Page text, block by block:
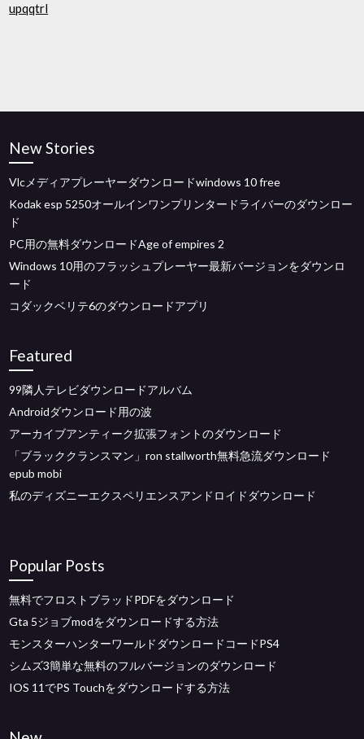
upqqtrl
New Stories
Vlcメディアプレーヤーダウンロードwindows 10 free
Kodak esp 5250オールインワンプリンタードライバーのダウンロー
ド
PC用の無料ダウンロードAge of empires 2
Windows 10用のフラッシュプレーヤー最新バージョンをダウンロ
ード
コダックベリテ6のダウンロードアプリ
Featured
99隣人テレビダウンロードアルバム
Androidダウンロード用の波
アーカイブアンティーク拡張フォントのダウンロード
「ブラッククランスマン」ron stallworth無料急流ダウンロード
epub mobi
私のディズニーエクスペリエンスアンドロイドダウンロード
Popular Posts
無料でフロストブラッドPDFをダウンロード
Gta 5ジョブmodをダウンロードする方法
モンスターハンターワールドダウンロードコードPS4
シムズ3簡単な無料のフルバージョンのダウンロード
IOS 11でPS Touchをダウンロードする方法